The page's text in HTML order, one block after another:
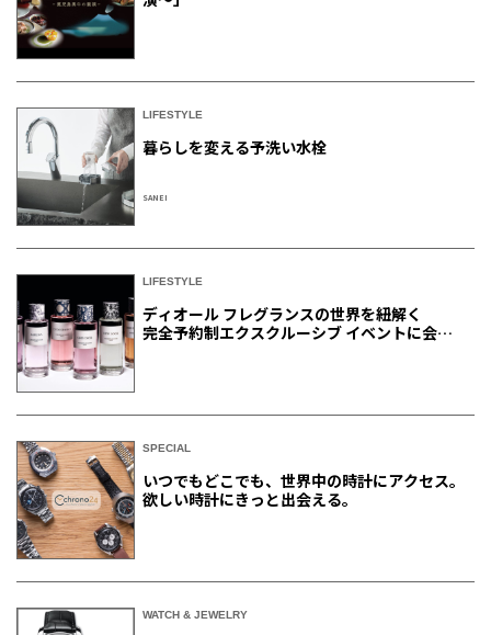
LIFESTYLE
暮らしを変える予洗い水栓
SANEI
LIFESTYLE
ディオール フレグランスの世界を紐解く
完全予約制エクスクルーシブ イベントに会員
SPECIAL
いつでもどこでも、世界中の時計にアクセス。
欲しい時計にきっと出会える。
WATCH & JEWELRY